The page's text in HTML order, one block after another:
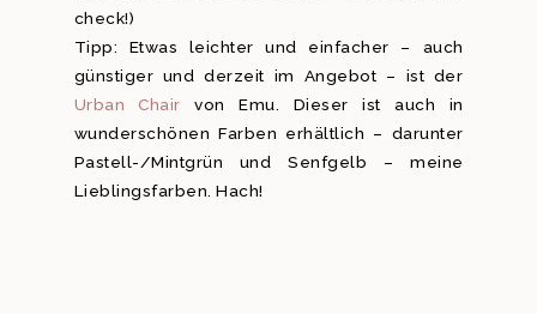
check!)
Tipp: Etwas leichter und einfacher – auch
günstiger und derzeit im Angebot – ist der
Urban Chair von Emu. Dieser ist auch in
wunderschönen Farben erhältlich – darunter
Pastell-/Mintgrün und Senfgelb – meine
Lieblingsfarben. Hach!